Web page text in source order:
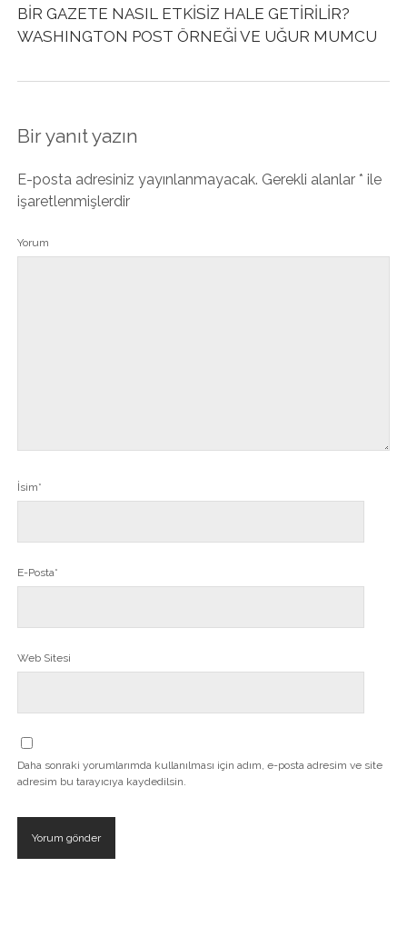
BİR GAZETE NASIL ETKİSİZ HALE GETİRİLİR?
WASHINGTON POST ÖRNEĞİ VE UĞUR MUMCU
Bir yanıt yazın
E-posta adresiniz yayınlanmayacak. Gerekli alanlar * ile
işaretlenmişlerdir
Yorum
İsim*
E-Posta*
Web Sitesi
Daha sonraki yorumlarımda kullanılması için adım, e-posta adresim ve site
adresim bu tarayıcıya kaydedilsin.